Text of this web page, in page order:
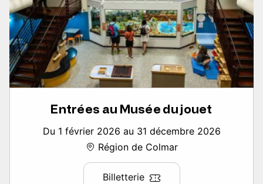
Entrées au Musée du jouet
Du 1 février 2026 au 31 décembre 2026
Région de Colmar
Billetterie